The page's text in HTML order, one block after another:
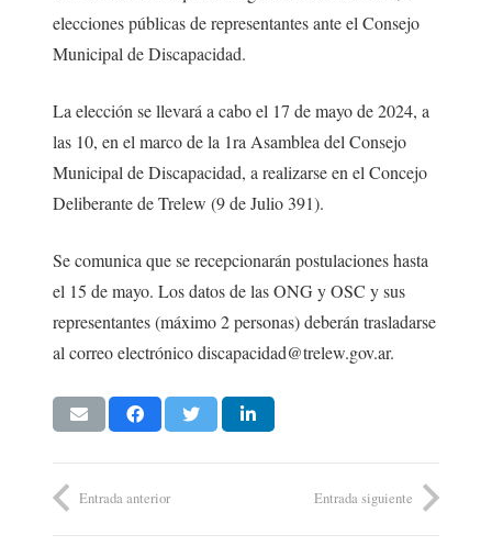
elecciones públicas de representantes ante el Consejo
Municipal de Discapacidad.
La elección se llevará a cabo el 17 de mayo de 2024, a
las 10, en el marco de la 1ra Asamblea del Consejo
Municipal de Discapacidad, a realizarse en el Concejo
Deliberante de Trelew (9 de Julio 391).
Se comunica que se recepcionarán postulaciones hasta
el 15 de mayo. Los datos de las ONG y OSC y sus
representantes (máximo 2 personas) deberán trasladarse
al correo electrónico discapacidad@trelew.gov.ar.
Entrada anterior Entrada siguiente